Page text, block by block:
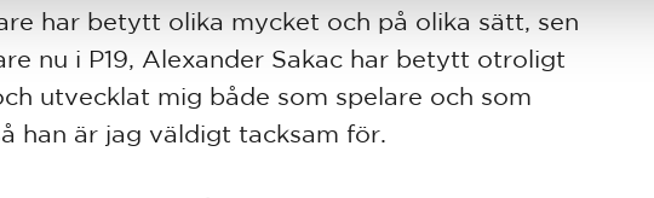
har betytt olika mycket och på olika sätt, sen
nu i P19, Alexander Sakac har betytt otroligt
utvecklat mig både som spelare och som
han är jag väldigt tacksam för.